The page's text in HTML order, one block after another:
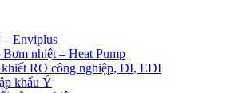
– Enviplus
nhiệt – Heat Pump
RO công nghiệp, DI, EDI
khẩu Ý